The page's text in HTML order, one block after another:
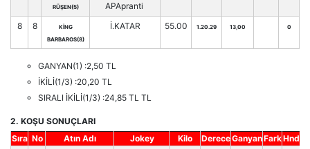
RÜŞEN(5)
APApranti
8 8
KİNG
BARBAROS(8)
İ.KATAR 55.00 1.20.29 13,00 0
GANYAN(1) :2,50 TL
İKİLİ(1/3) :20,20 TL
SIRALI İKİLİ(1/3) :24,85 TL TL
2. KOŞU SONUÇLARI
Sıra No Atın Adı Jokey Kilo DereceGanyanFarkHnd.